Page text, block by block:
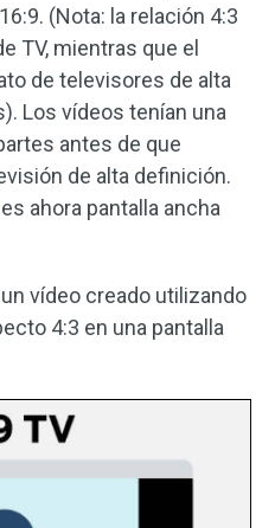
(Nota: la relación 4:3
TV, mientras que el
de televisores de alta
Los vídeos tenían una
antes de que
de alta definición.
ahora pantalla ancha
vídeo creado utilizando
4:3 en una pantalla